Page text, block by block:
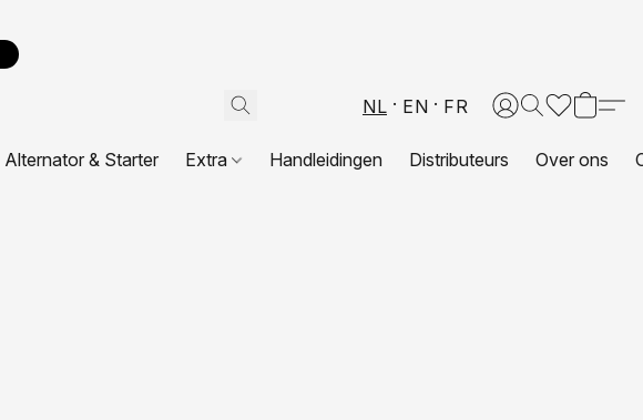
NL EN FR
Alternator & Starter Extra Handleidingen Distributeurs Over ons